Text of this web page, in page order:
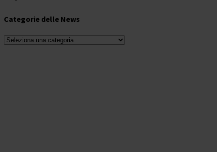
Categorie delle News
Categorie